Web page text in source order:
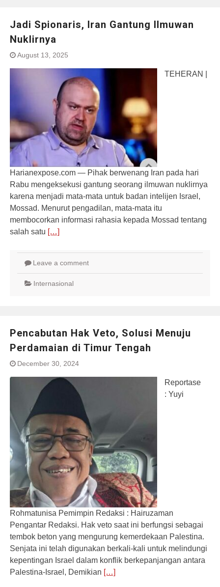
Jadi Spionaris, Iran Gantung Ilmuwan
Nuklirnya
August 13, 2025
TEHERAN |
Harianexpose.com — Pihak berwenang Iran pada hari
Rabu mengeksekusi gantung seorang ilmuwan nuklirnya
karena menjadi mata-mata untuk badan intelijen Israel,
Mossad. Menurut pengadilan, mata-mata itu
membocorkan informasi rahasia kepada Mossad tentang
salah satu […]
Leave a comment
Internasional
Pencabutan Hak Veto, Solusi Menuju
Perdamaian di Timur Tengah
December 30, 2024
Reportase
: Yuyi
Rohmatunisa Pemimpin Redaksi : Hairuzaman
Pengantar Redaksi. Hak veto saat ini berfungsi sebagai
tembok beton yang mengurung kemerdekaan Palestina.
Senjata ini telah digunakan berkali-kali untuk melindungi
kepentingan Israel dalam konflik berkepanjangan antara
Palestina-Israel, Demikian […]